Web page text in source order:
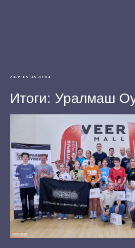
2026-06-06 20:04
Итоги: Уралмаш